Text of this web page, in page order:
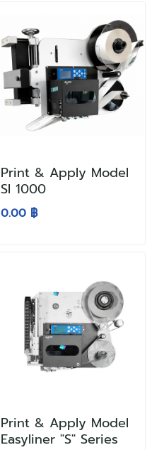
Print & Apply Model
SI 1000
0.00 ฿
Print & Apply Model
Easyliner "S" Series